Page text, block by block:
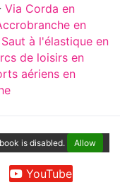
Via Corda en
en
Saut à l'élastique en
de loisirs en
aériens en
is disabled. Allow
YouTube